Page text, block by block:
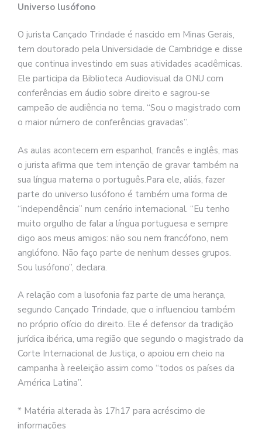
Universo lusófono
O jurista Cançado Trindade é nascido em Minas Gerais,
tem doutorado pela Universidade de Cambridge e disse
que continua investindo em suas atividades acadêmicas.
Ele participa da Biblioteca Audiovisual da ONU com
conferências em áudio sobre direito e sagrou-se
campeão de audiência no tema. “Sou o magistrado com
o maior número de conferências gravadas”.
As aulas acontecem em espanhol, francês e inglês, mas
o jurista afirma que tem intenção de gravar também na
sua língua materna o português.Para ele, aliás, fazer
parte do universo lusófono é também uma forma de
“independência” num cenário internacional. “Eu tenho
muito orgulho de falar a língua portuguesa e sempre
digo aos meus amigos: não sou nem francófono, nem
anglófono. Não faço parte de nenhum desses grupos.
Sou lusófono”, declara.
A relação com a lusofonia faz parte de uma herança,
segundo Cançado Trindade, que o influenciou também
no próprio ofício do direito. Ele é defensor da tradição
jurídica ibérica, uma região que segundo o magistrado da
Corte Internacional de Justiça, o apoiou em cheio na
campanha à reeleição assim como “todos os países da
América Latina”.
* Matéria alterada às 17h17 para acréscimo de
informações